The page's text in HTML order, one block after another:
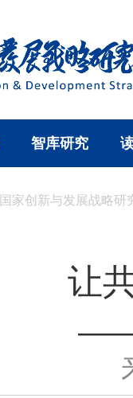
智库研究
国家创新与发展战略研
让
——